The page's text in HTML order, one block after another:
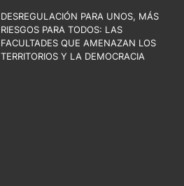
DESREGULACIÓN PARA UNOS, MÁS
RIESGOS PARA TODOS: LAS
FACULTADES QUE AMENAZAN LOS
TERRITORIOS Y LA DEMOCRACIA